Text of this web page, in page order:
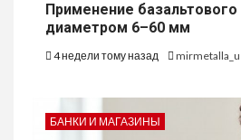
Применение
диаметром 6–60 мм
4 недели тому назад mirmetalla_u
БАНКИ И МАГАЗИНЫ